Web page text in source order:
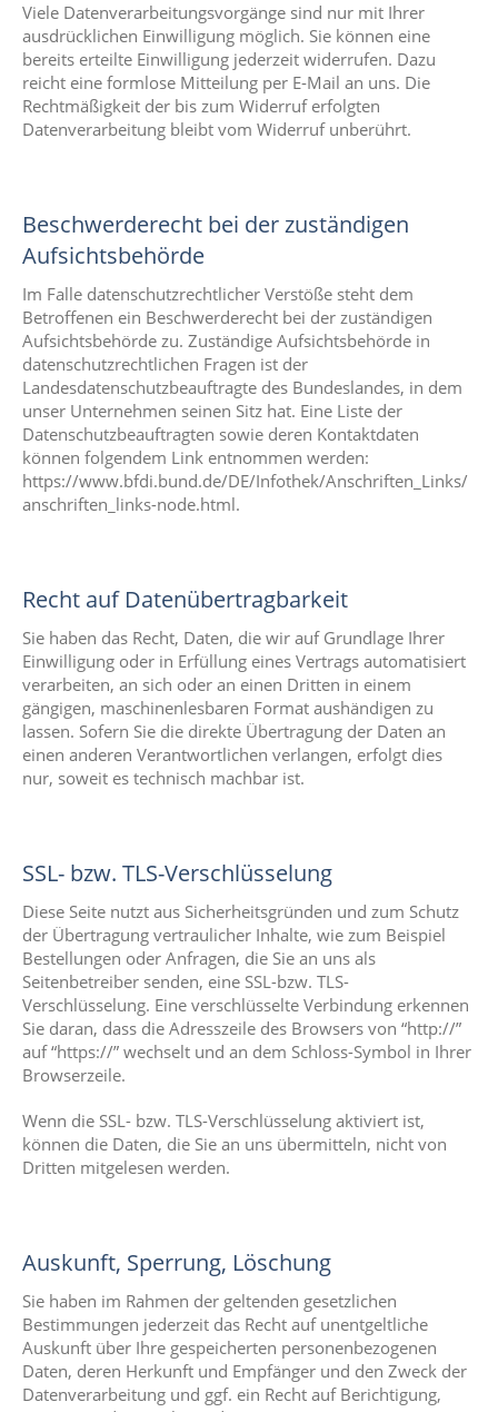
Viele Datenverarbeitungsvorgänge sind nur mit Ihrer
ausdrücklichen Einwilligung möglich. Sie können eine
bereits erteilte Einwilligung jederzeit widerrufen. Dazu
reicht eine formlose Mitteilung per E‑Mail an uns. Die
Rechtmäßigkeit der bis zum Widerruf erfolgten
Datenverarbeitung bleibt vom Widerruf unberührt.
Beschwerderecht bei der zuständigen
Aufsichtsbehörde
Im Falle datenschutzrechtlicher Verstöße steht dem
Betroffenen ein Beschwerderecht bei der zuständigen
Aufsichtsbehörde zu. Zuständige Aufsichtsbehörde in
datenschutzrechtlichen Fragen ist der
Landesdatenschutzbeauftragte des Bundeslandes, in dem
unser Unternehmen seinen Sitz hat. Eine Liste der
Datenschutzbeauftragten sowie deren Kontaktdaten
können folgendem Link entnommen werden:
https://www.bfdi.bund.de/DE/Infothek/Anschriften_Links/
anschriften_links-node.html.
Recht auf Datenübertragbarkeit
Sie haben das Recht, Daten, die wir auf Grundlage Ihrer
Einwilligung oder in Erfüllung eines Vertrags automatisiert
verarbeiten, an sich oder an einen Dritten in einem
gängigen, maschinenlesbaren Format aushändigen zu
lassen. Sofern Sie die direkte Übertragung der Daten an
einen anderen Verantwortlichen verlangen, erfolgt dies
nur, soweit es technisch machbar ist.
SSL- bzw. TLS-Verschlüsselung
Diese Seite nutzt aus Sicherheitsgründen und zum Schutz
der Übertragung vertraulicher Inhalte, wie zum Beispiel
Bestellungen oder Anfragen, die Sie an uns als
Seitenbetreiber senden, eine SSL-bzw. TLS-
Verschlüsselung. Eine verschlüsselte Verbindung erkennen
Sie daran, dass die Adresszeile des Browsers von “http://”
auf “https://” wechselt und an dem Schloss-Symbol in Ihrer
Browserzeile.
Wenn die SSL- bzw. TLS-Verschlüsselung aktiviert ist,
können die Daten, die Sie an uns übermitteln, nicht von
Dritten mitgelesen werden.
Auskunft, Sperrung, Löschung
Sie haben im Rahmen der geltenden gesetzlichen
Bestimmungen jederzeit das Recht auf unentgeltliche
Auskunft über Ihre gespeicherten personenbezogenen
Daten, deren Herkunft und Empfänger und den Zweck der
Datenverarbeitung und ggf. ein Recht auf Berichtigung,